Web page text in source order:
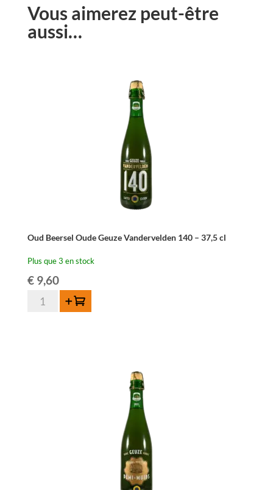
Vous aimerez peut-être
aussi…
Oud Beersel Oude Geuze Vandervelden 140 – 37,5 cl
Plus que 3 en stock
€9,60
quantité
Ajouter au panier